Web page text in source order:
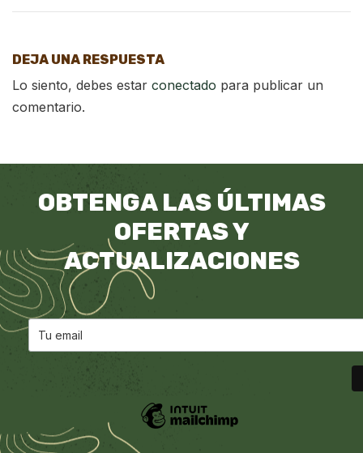
DEJA UNA RESPUESTA
Lo siento, debes estar conectado para publicar un
comentario.
OBTENGA LAS ÚLTIMAS
OFERTAS Y
ACTUALIZACIONES